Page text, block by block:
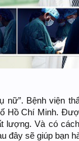
nữ”. Bệnh viện
Hồ Chí Minh.
lượng. Và có
đây sẽ giúp bạn